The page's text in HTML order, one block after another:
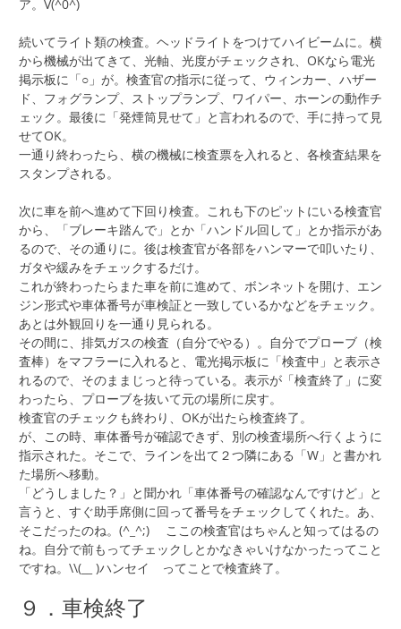
ア。V(^0^)
続いてライト類の検査。ヘッドライトをつけてハイビームに。横
から機械が出てきて、光軸、光度がチェックされ、OKなら電光
掲示板に「○」が。検査官の指示に従って、ウィンカー、ハザー
ド、フォグランプ、ストップランプ、ワイパー、ホーンの動作チ
ェック。最後に「発煙筒見せて」と言われるので、手に持って見
せてOK。
一通り終わったら、横の機械に検査票を入れると、各検査結果を
スタンプされる。
次に車を前へ進めて下回り検査。これも下のピットにいる検査官
から、「ブレーキ踏んで」とか「ハンドル回して」とか指示があ
るので、その通りに。後は検査官が各部をハンマーで叩いたり、
ガタや緩みをチェックするだけ。
これが終わったらまた車を前に進めて、ボンネットを開け、エン
ジン形式や車体番号が車検証と一致しているかなどをチェック。
あとは外観回りを一通り見られる。
その間に、排気ガスの検査（自分でやる）。自分でプローブ（検
査棒）をマフラーに入れると、電光掲示板に「検査中」と表示さ
れるので、そのままじっと待っている。表示が「検査終了」に変
わったら、プローブを抜いて元の場所に戻す。
検査官のチェックも終わり、OKが出たら検査終了。
が、この時、車体番号が確認できず、別の検査場所へ行くように
指示された。そこで、ラインを出て２つ隣にある「W」と書かれ
た場所へ移動。
「どうしました？」と聞かれ「車体番号の確認なんですけど」と
言うと、すぐ助手席側に回って番号をチェックしてくれた。あ、
そこだったのね。(^_^;) ここの検査官はちゃんと知ってはるの
ね。自分で前もってチェックしとかなきゃいけなかったってこと
ですね。\\(__ )ハンセイ ってことで検査終了。
９．車検終了